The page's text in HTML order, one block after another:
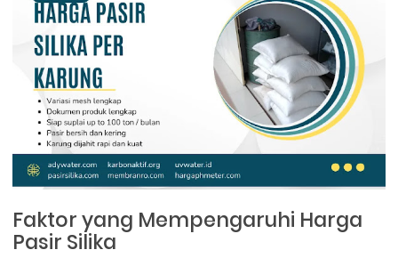
Faktor yang Mempengaruhi Harga
Pasir Silika